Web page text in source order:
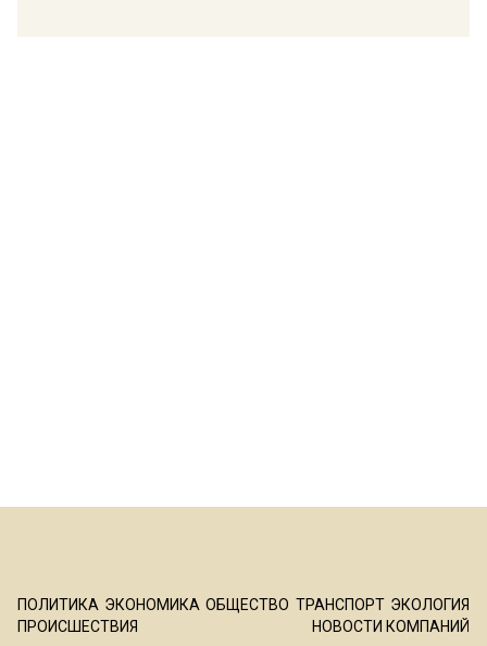
ПОЛИТИКА ЭКОНОМИКА ОБЩЕСТВО ТРАНСПОРТ ЭКОЛОГИЯ
ПРОИСШЕСТВИЯ
НОВОСТИ КОМПАНИЙ